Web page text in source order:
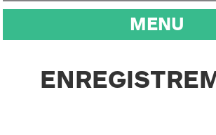
MENU